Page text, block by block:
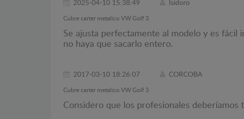
2025-04-10 15:38:49 Isidoro
Cubre carter metalico VW Golf 3
Se ajusta perfectamente al modelo y es fácil
no haya que sacarlo entero.
2017-03-10 18:26:07 CORCOBA
Cubre carter metalico VW Golf 3
Considero que los profesionales